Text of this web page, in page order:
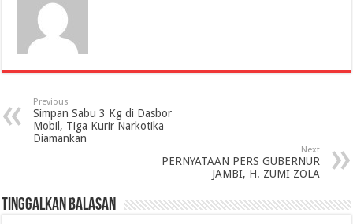
Previous
Simpan Sabu 3 Kg di Dasbor
Mobil, Tiga Kurir Narkotika
Diamankan
Next
PERNYATAAN PERS GUBERNUR
JAMBI, H. ZUMI ZOLA
Tinggalkan Balasan